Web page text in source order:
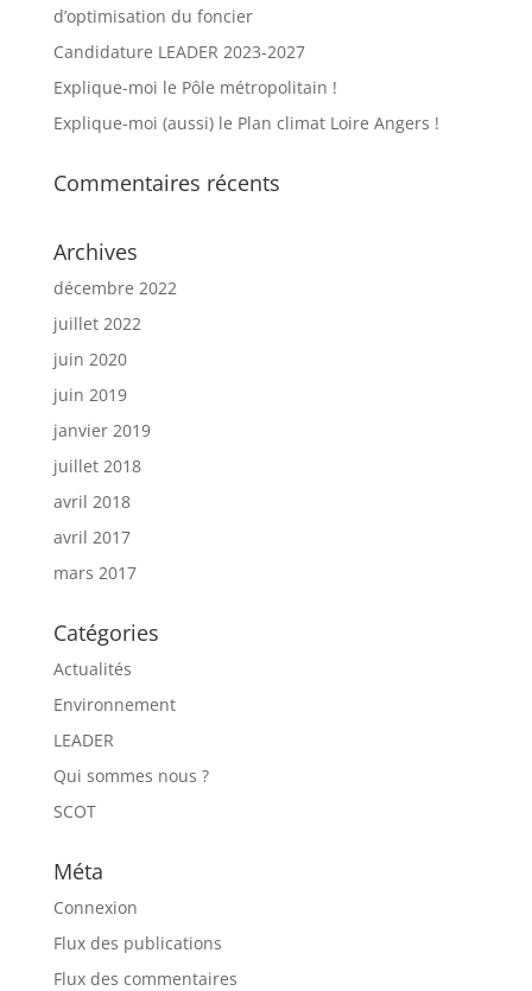
d’optimisation du foncier
Candidature LEADER 2023-2027
Explique-moi le Pôle métropolitain !
Explique-moi (aussi) le Plan climat Loire Angers !
Commentaires récents
Archives
décembre 2022
juillet 2022
juin 2020
juin 2019
janvier 2019
juillet 2018
avril 2018
avril 2017
mars 2017
Catégories
Actualités
Environnement
LEADER
Qui sommes nous ?
SCOT
Méta
Connexion
Flux des publications
Flux des commentaires